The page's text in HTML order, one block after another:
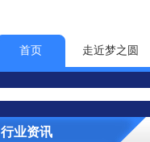
首页 走近梦之圆
行业资讯